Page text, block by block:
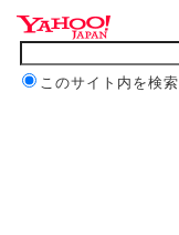
このサイト内を検索